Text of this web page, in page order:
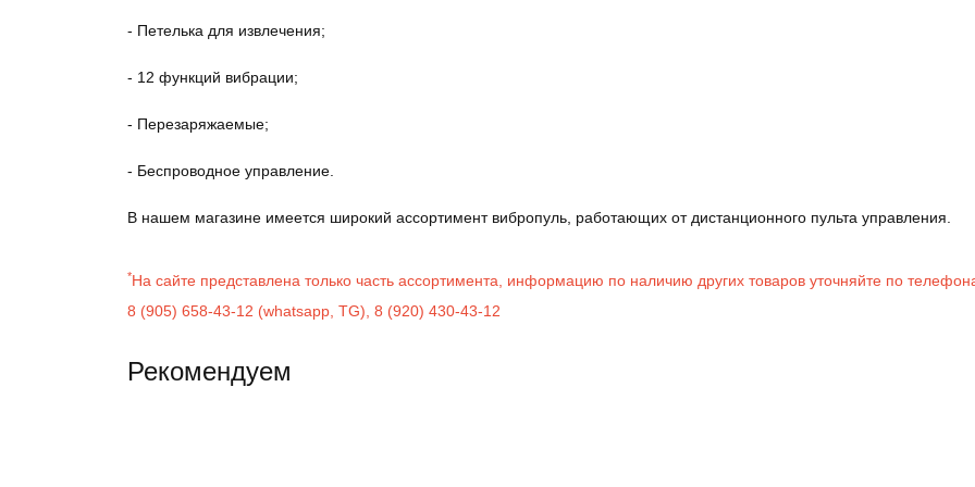
- Петелька для извлечения;
- 12 функций вибрации;
- Перезаряжаемые;
- Беспроводное управление.
В нашем магазине имеется широкий ассортимент вибропуль, работающих от дистанционного пульта управления.
*На сайте представлена только часть ассортимента, информацию по наличию других товаров уточняйте по
8 (905) 658-43-12 (whatsapp TG) 8 (920) 430-43-12
Рекомендуем